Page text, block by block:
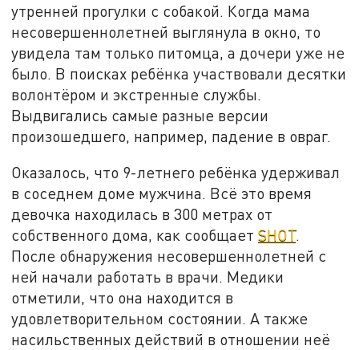
утренней прогулки с собакой. Когда мама
несовершеннолетней выглянула в окно, то
увидела там только питомца, а дочери уже не
было. В поисках ребёнка участвовали десятки
волонтёром и экстренные службы.
Выдвигались самые разные версии
произошедшего, например, падение в овраг.
Оказалось, что 9-летнего ребёнка удерживал
в соседнем доме мужчина. Всё это время
девочка находилась в 300 метрах от
собственного дома, как сообщаетSHOT.
После обнаружения несовершеннолетней с
ней начали работать в врачи. Медики
отметили, что она находится в
удовлетворительном состоянии. А также
насильственных действий в отношении неё